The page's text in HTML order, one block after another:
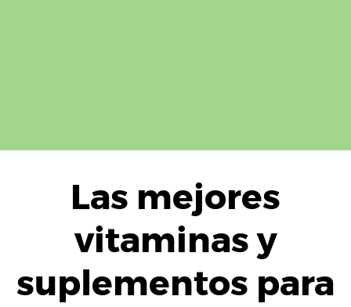
Las mejores
vitaminas y
suplementos para